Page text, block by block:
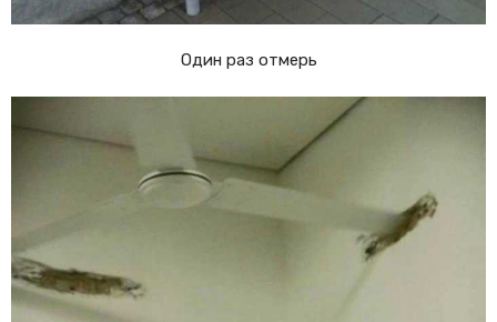
Один раз отмерь